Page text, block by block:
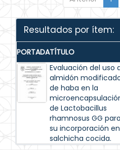
Resultados por ítem:
PORTADATÍTULO
Evaluación del uso
almidón
de haba en la
de Lactobacillus
rhamnosus GG para
su incorporación en
salchicha cocida.